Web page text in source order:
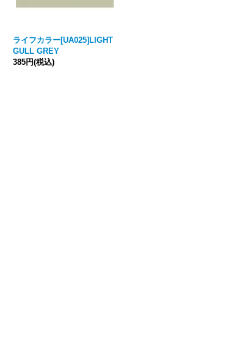
ライフカラー[UA025]LIGHT
GULL GREY
385円(税込)